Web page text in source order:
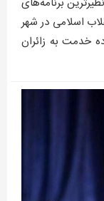
اسلامی در شهر
خدمت به زائران